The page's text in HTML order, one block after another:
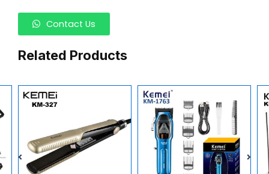
Contact Us
Related Products